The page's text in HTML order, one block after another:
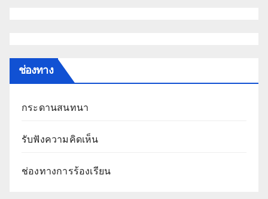
ช่องทาง
กระดานสนทนา
รับฟังความคิดเห็น
ช่องทางการร้องเรียน